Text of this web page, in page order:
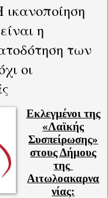
η
των
οι
Εκλεγμένοι της
«Λαϊκής
Συσπείρωσης»
στους Δήμους
της
Αιτωλοακαρνα
νίας: